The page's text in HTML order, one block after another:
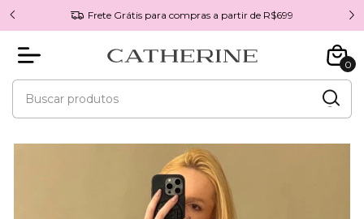
Frete Grátis para compras a partir de R$699
0